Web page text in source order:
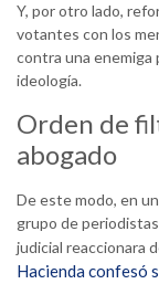
Y, por otro lado,
votantes con los
contra una enemiga
ideología.
Orden de
abogado
De este modo, en
grupo de
judicial reaccionara
Hacienda confesó